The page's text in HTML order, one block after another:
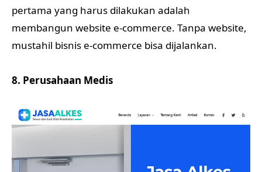
pertama yang harus dilakukan adalah
membangun website e-commerce. Tanpa website,
mustahil bisnis e-commerce bisa dijalankan.
8. Perusahaan Medis